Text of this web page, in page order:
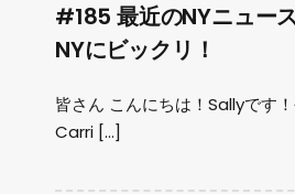
#185 最近のNYニュー
NYにビックリ！
皆さん こんにちは！Sallyです
Carri […]